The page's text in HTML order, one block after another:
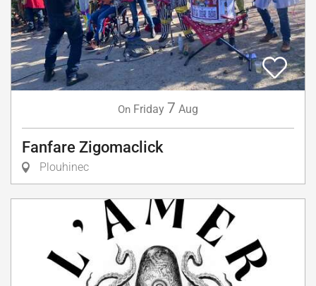
On Friday 7 Aug
Fanfare Zigomaclick
Plouhinec